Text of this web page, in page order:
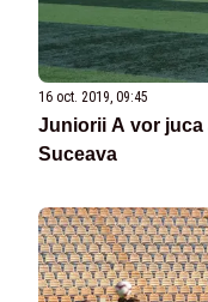
16 oct. 2019, 09:45
Juniorii A vor juca
Suceava